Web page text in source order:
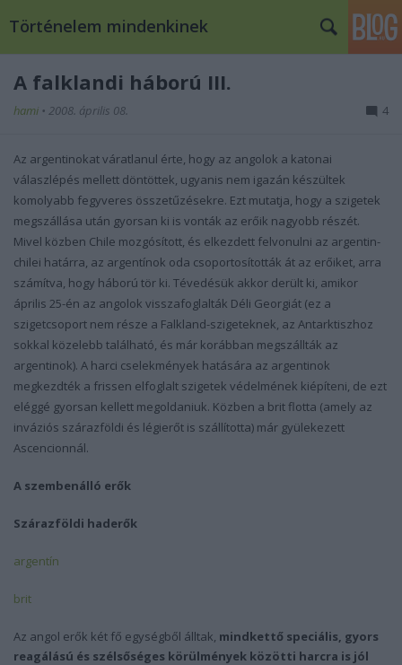
Történelem mindenkinek
A falklandi háború III.
hami • 2008. április 08. 4
Az argentinokat váratlanul érte, hogy az angolok a katonai
válaszlépés mellett döntöttek, ugyanis nem igazán készültek
komolyabb fegyveres összetűzésekre. Ezt mutatja, hogy a szigetek
megszállása után gyorsan ki is vonták az erőik nagyobb részét.
Mivel közben Chile mozgósított, és elkezdett felvonulni az argentin-
chilei határra, az argentínok oda csoportosították át az erőiket, arra
számítva, hogy háború tör ki. Tévedésük akkor derült ki, amikor
április 25-én az angolok visszafoglalták Déli Georgiát (ez a
szigetcsoport nem része a Falkland-szigeteknek, az Antarktiszhoz
sokkal közelebb található, és már korábban megszállták az
argentinok). A harci cselekmények hatására az argentinok
megkezdték a frissen elfoglalt szigetek védelmének kiépíteni, de ezt
eléggé gyorsan kellett megoldaniuk. Közben a brit flotta (amely az
inváziós szárazföldi és légierőt is szállította) már gyülekezett
Ascencionnál.
A szembenálló erők
Szárazföldi haderők
argentín
brit
Az angol erők két fő egységből álltak, mindkettő speciális, gyors
reagálású és szélsőséges körülmények közötti harcra is jól